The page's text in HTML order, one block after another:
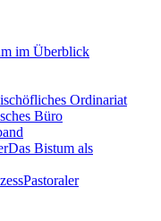
im Überblick
Ordinariat
Büro
Das Bistum als
Pastoraler